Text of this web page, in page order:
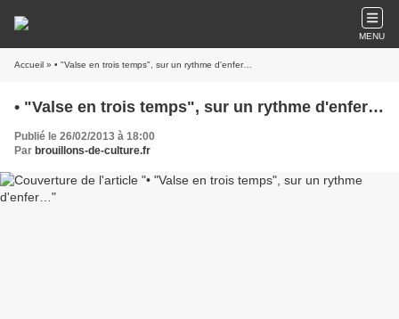
MENU
Accueil » • "Valse en trois temps", sur un rythme d'enfer…
• "Valse en trois temps", sur un rythme d'enfer…
Publié le 26/02/2013 à 18:00
Par brouillons-de-culture.fr